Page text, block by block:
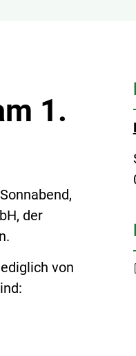
1.
der
von